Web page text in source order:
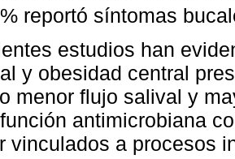
reportó síntomas
estudios han
y obesidad central
menor flujo salival y
antimicrobiana
vinculados a procesos